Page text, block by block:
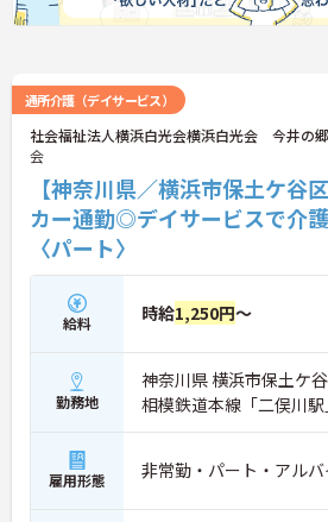
通所介護（デイサービス）
社会福祉法人横浜白光会横浜白光会 今井の郷
会
【神奈川県／横浜市保土ケ谷
カー通勤◎デイサービスで介
〈パート〉
給料 時給1,250円～
勤務地
神奈川県 横浜市保土ケ
相模鉄道本線「二俣川
雇用形態 非常勤・パート・アルバ